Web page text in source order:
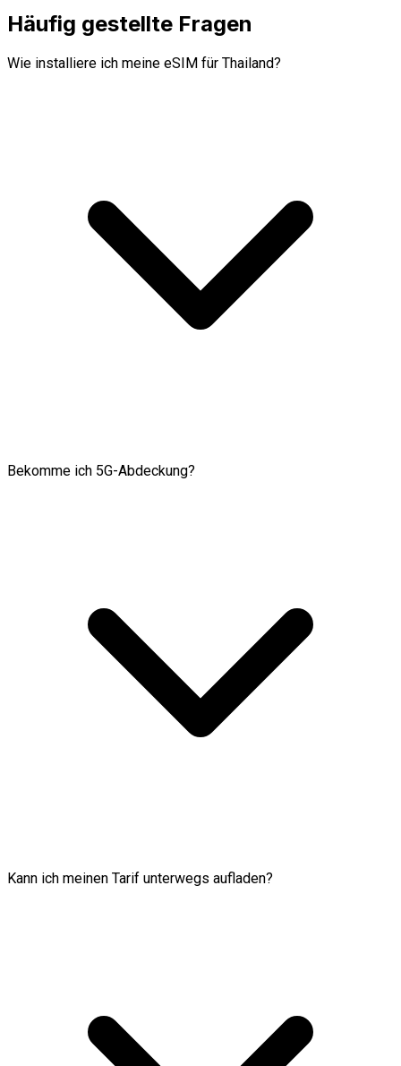
Häufig gestellte Fragen
Wie installiere ich meine eSIM für Thailand?
Bekomme ich 5G-Abdeckung?
Kann ich meinen Tarif unterwegs aufladen?